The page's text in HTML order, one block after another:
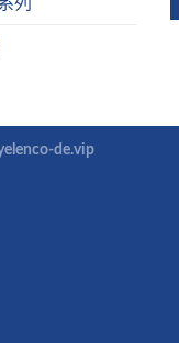
de.vip